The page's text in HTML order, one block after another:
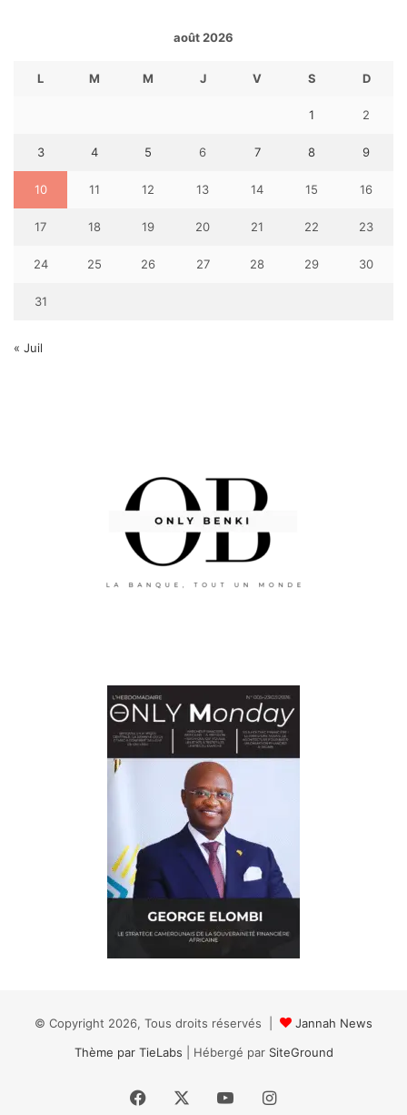
août 2026
L M M J V S D
1 2
3 4 5 6 7 8 9
10 11 12 13 14 15 16
17 18 19 20 21 22 23
24 25 26 27 28 29 30
31
« Juil
© Copyright 2026, Tous droits réservés |
Jannah News
Thème par TieLabs | Hébergé par SiteGround
Facebook YouTubeInstagram